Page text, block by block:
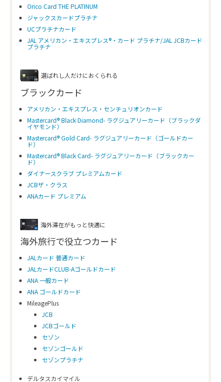
Orico Card THE PLATINUM
ジャックスカードプラチナ
UCプラチナカード
JAL アメリカン・エキスプレス®・カード プラチナ/JAL JCBカード
プラチナ
選ばれし人だけにおくられる
ブラックカード
アメリカン・エキスプレス・センチュリオンカード
Mastercard® Black Diamond- ラグジュアリーカード（ブラックダ
イヤモンド）
Mastercard® Gold Card- ラグジュアリーカード（ゴールドカー
ド）
Mastercard® Black Card- ラグジュアリーカード（ブラックカー
ド）
ダイナースクラブ プレミアムカード
JCBザ・クラス
ANAカード プレミアム
海外滞在がもっと快適に
海外旅行で役立つカード
JALカード 普通カード
JALカードCLUB-Aゴールドカード
ANA 一般カード
ANA ゴールドカード
MileagePlus
JCB
JCBゴールド
セゾン
セゾンゴールド
セゾンプラチナ
デルタスカイマイル